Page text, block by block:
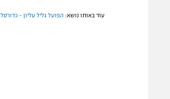
עוד באותו נושא: הפועל גליל עליון - כדורסל